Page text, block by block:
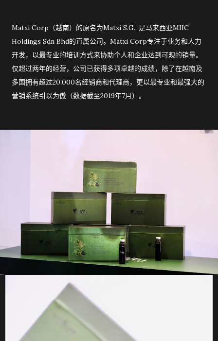
Matxi Corp（越南）的原名为Matxi S.G., 是马来西亚MIIC
Holdings Sdn Bhd的直属公司。Matxi Corp专注于业务和人力
开发，以最专业的培训方式来协助个人和企业达到可观的销量。
仅超过两年的经营，公司已获得多项卓越的成绩，除了在越南及
多国拥有超过20,000名经销商和代理商，更以最专业和最强大的
营销系统引以为傲（数据截至2019年7月）。